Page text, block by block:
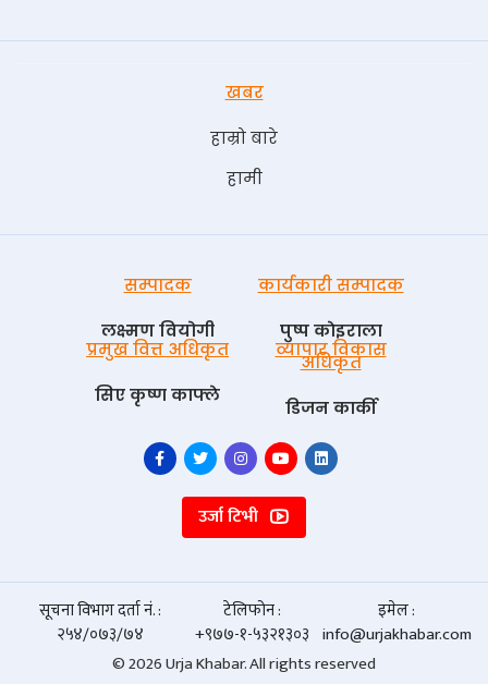
खबर
हाम्रो बारे
हामी
सम्पादक
लक्ष्मण वियोगी
कार्यकारी सम्पादक
पुष्प काेइराला
प्रमुख वित्त अधिकृत
सिए कृष्ण काफ्ले
व्यापार विकास
अधिकृत
डिजन कार्की
उर्जा टिभी
सूचना विभाग दर्ता नं. :
२५४/०७३/७४
टेलिफोन :
+९७७-१-५३२१३०३
इमेल :
info@urjakhabar.com
© 2026 Urja Khabar. All rights reserved